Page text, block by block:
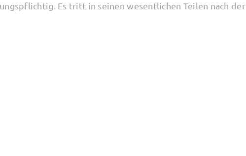
Es tritt in seinen wesentlichen Teilen nach der